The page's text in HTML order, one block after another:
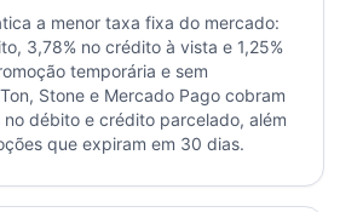
a menor taxa fixa do mercado:
3,78% no crédito à vista e 1,25%
temporária e sem
Stone e Mercado Pago cobram
no débito e crédito parcelado, além
que expiram em 30 dias.